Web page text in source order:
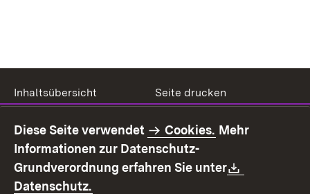
Inhaltsübersicht
Seite drucken
Benutzungshinweise
Erklärung zur
Barrierefreiheit
Kontakt
Fehlerhaften Link melden
Diese Seite verwendet Cookies. Mehr
Informationen zur Datenschutz-
Grundverordnung erfahren Sie unter
Datenschutz.